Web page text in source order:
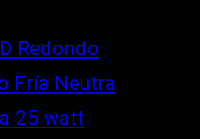
Redondo
Fría Neutra
25 watt